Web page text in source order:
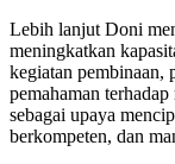
Lebih lanjut Doni
meningkatkan
kegiatan pembinaan,
pemahaman
sebagai upaya
berkompeten, dan